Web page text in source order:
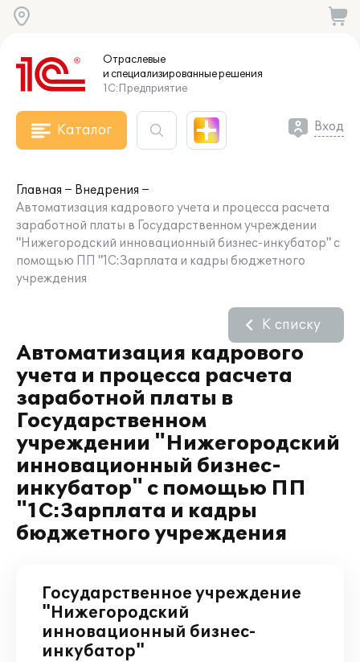
Отраслевые
и специализированныерешения
1С:Предприятие
Каталог Вход
Главная
Внедрения
Автоматизация кадрового учета и процесса расчета
заработной платы в Государственном учреждении
"Нижегородский инновационный бизнес-инкубатор" с
помощью ПП "1С:Зарплата и кадры бюджетного
учреждения
Автоматизация кадрового
учета и процесса расчета
заработной платы в
Государственном
учреждении "Нижегородский
инновационный бизнес-
инкубатор" с помощью ПП
"1С:Зарплата и кадры
бюджетного учреждения
К списку
Государственное учреждение
"Нижегородский
инновационный бизнес-
инкубатор"